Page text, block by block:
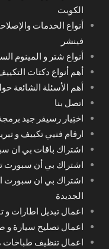
الكويت
أنواع الخدمات
فينشر
أنواع شتر و المينوم
أهم أنواع دكتات
أهم الأسئلة الشائعة
اتصل بنا
اختِيار رسيفر جيد برمجة الرسيفر 24
ارقام فنيي تكييف و
اشتراك باقات بي ان
اشتراك بي أن سبورت
الجديدة
اعمال تبديل اطارات و
اعمال تصليح سيارة و
اعمال تنظيف طباخات